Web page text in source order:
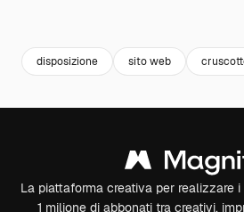
disposizione sito web
La piattaforma creativa per realizzare
1 milione di abbonati tra creativi,